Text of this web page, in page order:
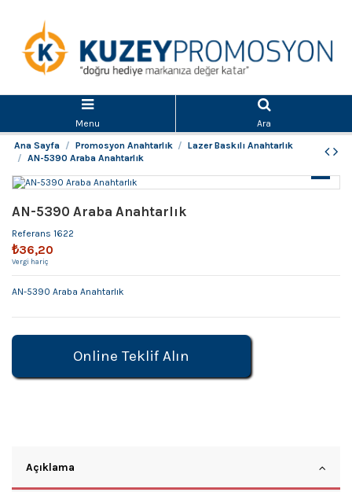
Menu
Ara
Ana Sayfa
Promosyon Anahtarlık
Lazer Baskılı Anahtarlık
AN-5390 Araba Anahtarlık
AN-5390 Araba Anahtarlık
Referans 1622
₺36,20
Vergi hariç
AN-5390 Araba Anahtarlık
Online Teklif Alın
Açıklama